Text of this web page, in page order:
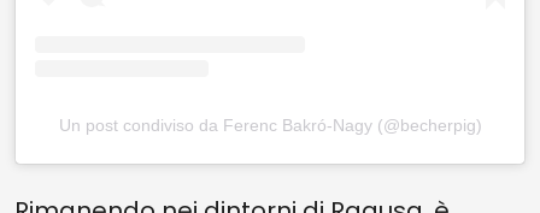
Un post condiviso da Ferenc Bakró-Nagy (@becherpig)